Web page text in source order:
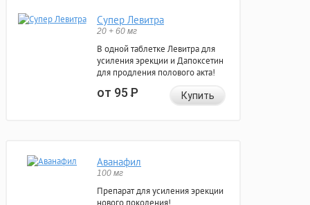
Супер Левитра
20 + 60 мг
В одной таблетке Левитра для
усиления эрекции и Дапоксетин
для продления полового акта!
от 95Р Купить
Аванафил
100 мг
Препарат для усиления эрекции